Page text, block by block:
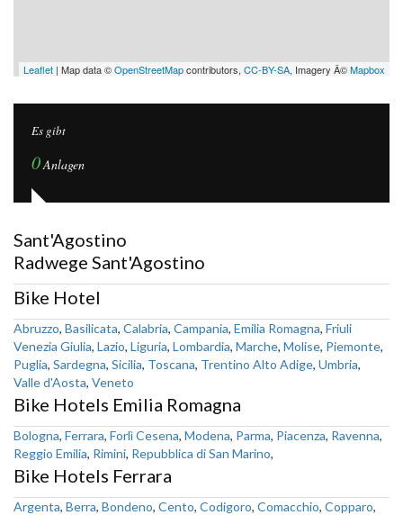
Leaflet | Map data ©OpenStreetMapcontributors, CC-BY-SA, Imagery Â©Mapbox
Es gibt
0Anlagen
Sant'Agostino
Radwege Sant'Agostino
Bike Hotel
Abruzzo, Basilicata, Calabria, Campania, Emilia Romagna, Friuli
Venezia Giulia, Lazio, Liguria, Lombardia, Marche, Molise, Piemonte,
Puglia, Sardegna, Sicilia, Toscana, Trentino Alto Adige, Umbria,
Valle d'Aosta, Veneto
Bike Hotels Emilia Romagna
Bologna, Ferrara, Forlì Cesena, Modena, Parma, Piacenza, Ravenna,
Reggio Emilia, Rimini, Repubblica di San Marino,
Bike Hotels Ferrara
Argenta, Berra, Bondeno, Cento, Codigoro, Comacchio, Copparo,